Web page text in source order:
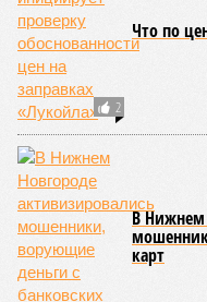
2
Что по
В Нижнем
карт